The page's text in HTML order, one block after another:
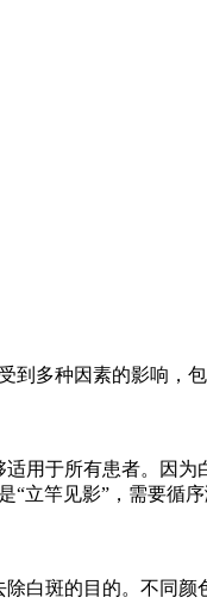
到多种因素的影响，
用于所有患者。因为
“立竿见影”，需要循
白斑的目的。不同颜